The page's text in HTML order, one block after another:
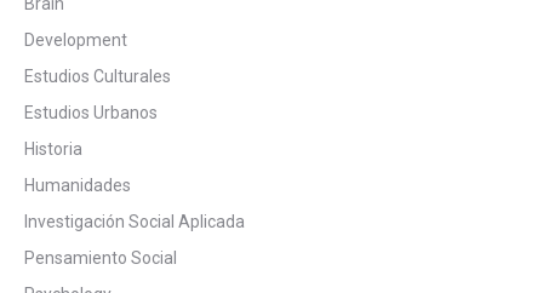
Brain
Development
Estudios Culturales
Estudios Urbanos
Historia
Humanidades
Investigación Social Aplicada
Pensamiento Social